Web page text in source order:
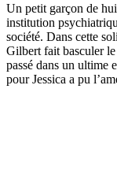
Un petit garçon de
institution
société. Dans cette
Gilbert fait basculer le
passé dans un ultime
pour Jessica a pu